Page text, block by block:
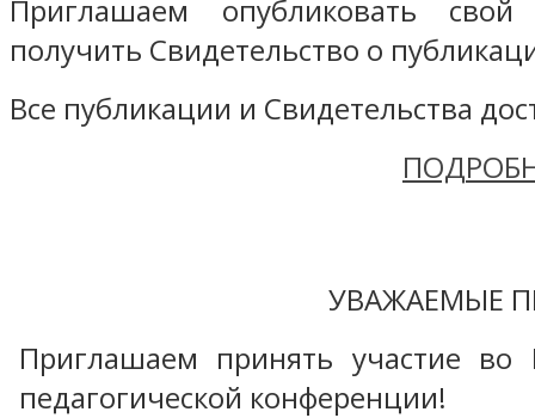
Приглашаем опубликовать
получить Свидетельство о
Все публикации и Свидетельства
УВАЖАЕМЫЕ
Приглашаем принять участие во
педагогической конференции!